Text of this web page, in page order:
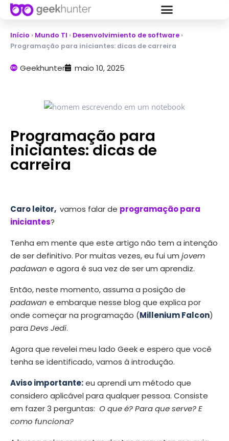
Início › Mundo TI › Desenvolvimiento de software ›
Programação para iniciantes: dicas de carreira
Geekhunter maio 10, 2025
Programação para
iniciantes: dicas de
carreira
Caro leitor, vamos falar de programação para
iniciantes?
Tenha em mente que este artigo não tem a intenção
de ser definitivo. Por muitas vezes, eu fui um jovem
padawan e agora é sua vez de ser um aprendiz.
Então, neste momento, assuma a posição de
padawan e embarque nesse blog que explica por
onde começar na programação (Millenium Falcon)
para Devs Jedi.
Agora que revelei meu lado Geek e espero que você
tenha se identificado, vamos à introdução.
Aviso importante:eu aprendi um método que
considero aplicável para qualquer pessoa. Consiste
em fazer 3 perguntas: O que é? Para que serve? E
como funciona?